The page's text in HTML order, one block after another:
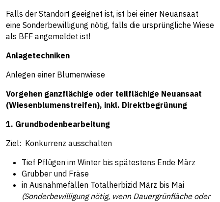
Falls der Standort geeignet ist, ist bei einer Neuansaat
eine Sonderbewilligung nötig, falls die ursprüngliche Wiese
als BFF angemeldet ist!
Anlagetechniken
Anlegen einer Blumenwiese
Vorgehen ganzflächige oder teilflächige Neuansaat
(Wiesenblumenstreifen), inkl. Direktbegrünung
1. Grundbodenbearbeitung
Ziel: Konkurrenz ausschalten
Tief Pflügen im Winter bis spätestens Ende März
Grubber und Fräse
in Ausnahmefällen Totalherbizid März bis Mai
(Sonderbewilligung nötig, wenn Dauergrünfläche oder